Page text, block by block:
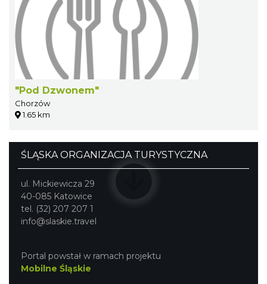
"Pod Dzwonem"
Chorzów
1.65 km
ŚLĄSKA ORGANIZACJA TURYSTYCZNA
ul. Mickiewicza 29
40-085 Katowice
tel. (32) 207 207 1
info@slaskie.travel
Portal powstał w ramach projektu
Mobilne Śląskie